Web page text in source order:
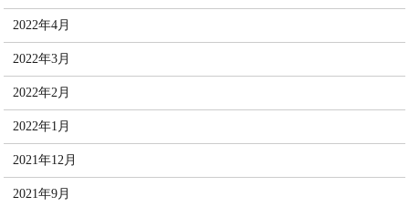
2022年4月
2022年3月
2022年2月
2022年1月
2021年12月
2021年9月